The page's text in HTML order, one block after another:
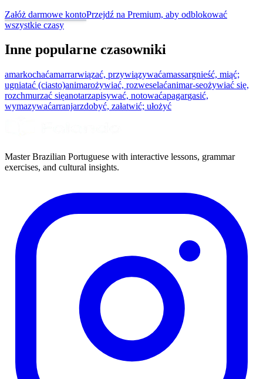
Załóż darmowe kontoPrzejdź na Premium, aby odblokować
wszystkie czasy
Inne popularne czasowniki
amarkochaćamarrarwiązać, przywiązywaćamassargnieść, miąć;
ugniatać (ciasto)animarożywiać, rozweselaćanimar-seożywiać się,
rozchmurzać sięanotarzapisywać, notowaćapagargasić,
wymazywaćarranjarzdobyć, załatwić; ułożyć
Master Brazilian Portuguese with interactive lessons, grammar
exercises, and cultural insights.